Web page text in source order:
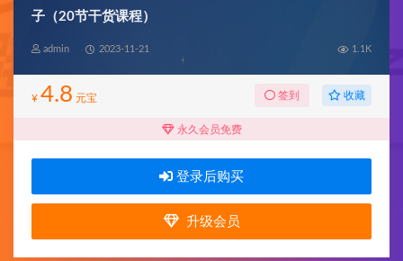
子（20节干货课程）
admin 2023-11-21 1.1K
¥ 4.8 元宝 签到 收藏
永久会员免费
登录后购买
升级会员